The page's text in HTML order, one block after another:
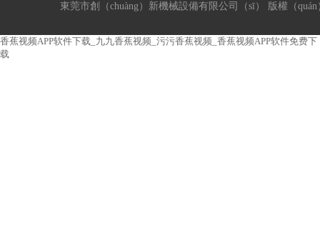
東莞市創（chuàng）新機械設備有限公司（sī） 版權（
香蕉视频APP软件下载_九九香蕉视频_污污香蕉视频_香蕉视频APP软件免费下
载